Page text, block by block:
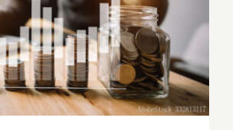
Januar:
hellt sich leicht auf –
bleibt